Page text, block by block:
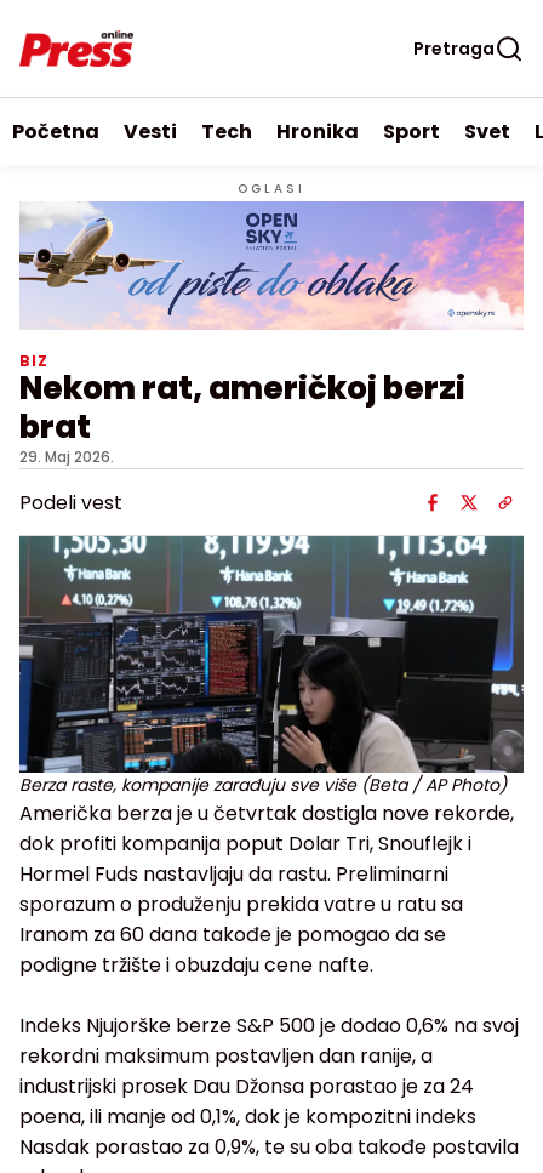
Pretraga
Početna Vesti Tech Hronika Sport Svet
OGLASI
BIZ
Nekom rat, američkoj berzi
brat
29. Maj 2026.
Podeli vest
Berza raste, kompanije zarađuju sve više (Beta / AP Photo)
Američka berza je u četvrtak dostigla nove rekorde,
dok profiti kompanija poput Dolar Tri, Snouflejk i
Hormel Fuds nastavljaju da rastu. Preliminarni
sporazum o produženju prekida vatre u ratu sa
Iranom za 60 dana takođe je pomogao da se
podigne tržište i obuzdaju cene nafte.
Indeks Njujorške berze S&P 500 je dodao 0,6% na svoj
rekordni maksimum postavljen dan ranije, a
industrijski prosek Dau Džonsa porastao je za 24
poena, ili manje od 0,1%, dok je kompozitni indeks
Nasdak porastao za 0,9%, te su oba takođe postavila